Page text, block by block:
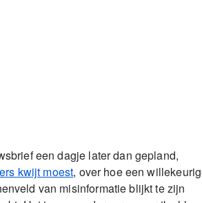
een dagje later dan gepland,
kwijt moest, over hoe een
van misinformatie blijkt te zijn